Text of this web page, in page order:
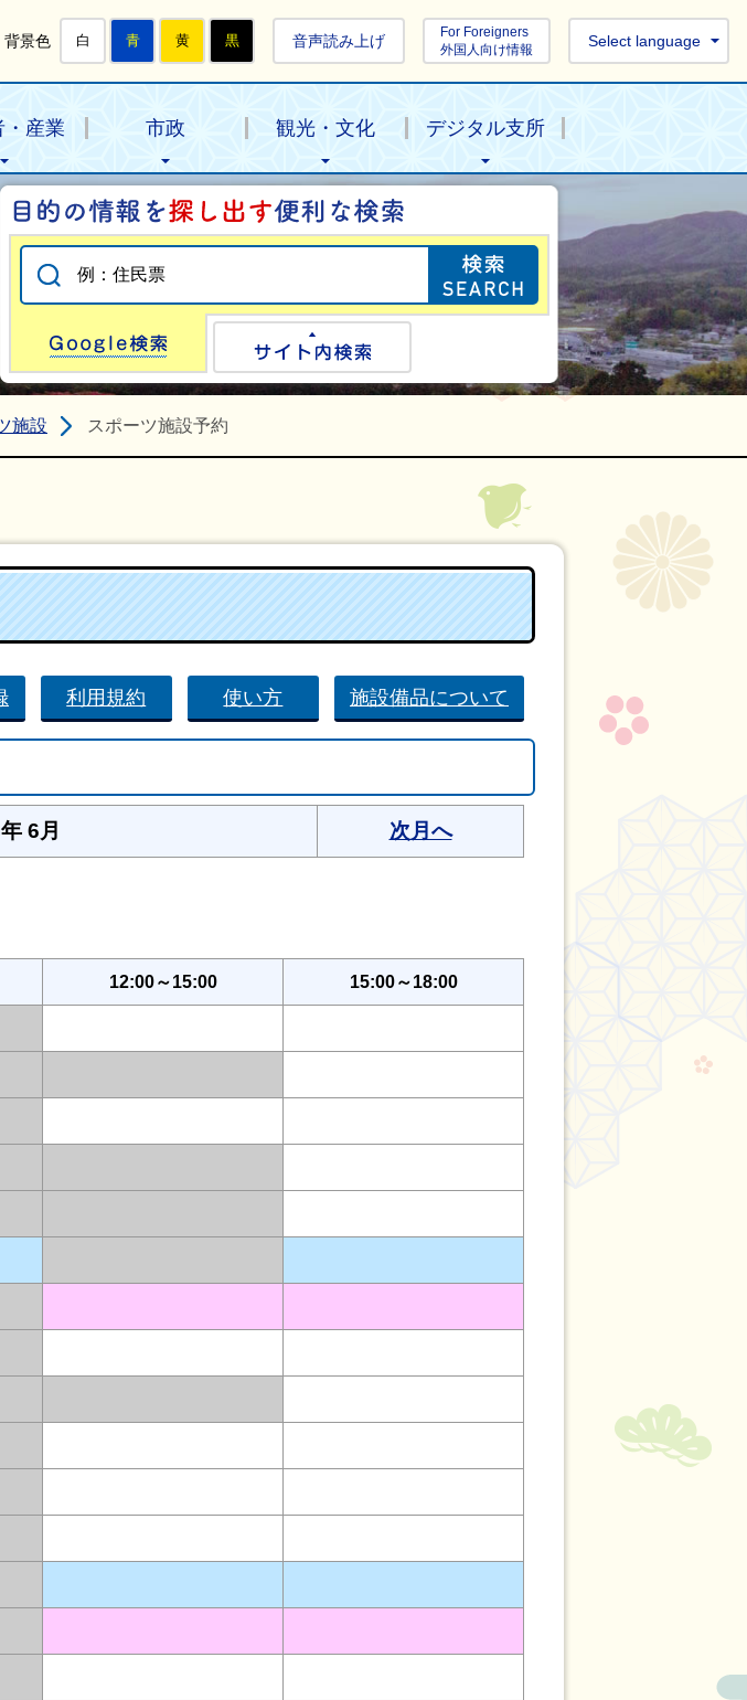
背景色 白 青 黄 黒 音声読み上げ
For Foreigners
外国人向け情報
Select language
・産業 市政 観光・文化 デジタル支所
目的の情報を探
Google検索
施設 スポーツ施設予約
利用規約 使い方 施設備品について
6月 次月へ
12:00～15:00 15:00～18:00